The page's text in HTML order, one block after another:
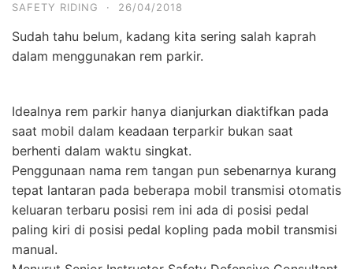
SAFETY RIDING · 26/04/2018
Sudah tahu belum, kadang kita sering salah kaprah
dalam menggunakan rem parkir.
Idealnya rem parkir hanya dianjurkan diaktifkan pada
saat mobil dalam keadaan terparkir bukan saat
berhenti dalam waktu singkat.
Penggunaan nama rem tangan pun sebenarnya kurang
tepat lantaran pada beberapa mobil transmisi otomatis
keluaran terbaru posisi rem ini ada di posisi pedal
paling kiri di posisi pedal kopling pada mobil transmisi
manual.